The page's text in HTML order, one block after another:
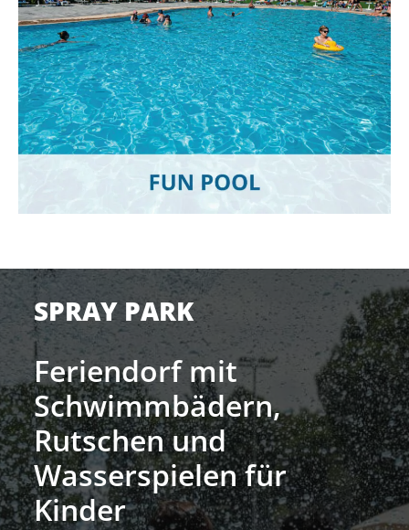
SPRAY PARK
Feriendorf mit
Schwimmbädern,
Rutschen und
Wasserspielen für
Kinder